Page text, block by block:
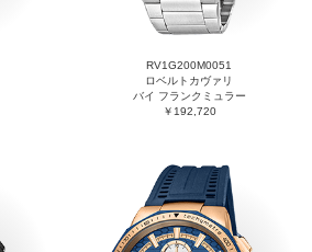
RV1G200M0051
ロベルトカヴァリ
バイ フランクミュラー
￥192,720